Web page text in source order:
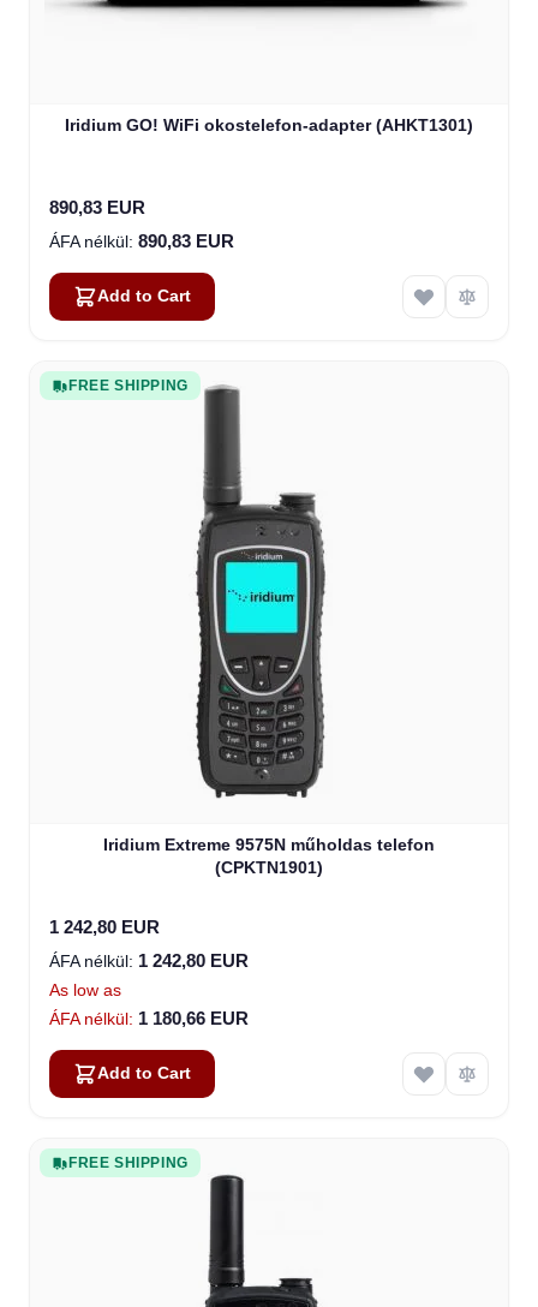
Iridium GO! WiFi okostelefon-adapter (AHKT1301)
890,83 EUR
890,83 EUR
Add to Cart
FREE SHIPPING
Iridium Extreme 9575N műholdas telefon
(CPKTN1901)
1 242,80 EUR
1 242,80 EUR
As low as
1 180,66 EUR
Add to Cart
FREE SHIPPING